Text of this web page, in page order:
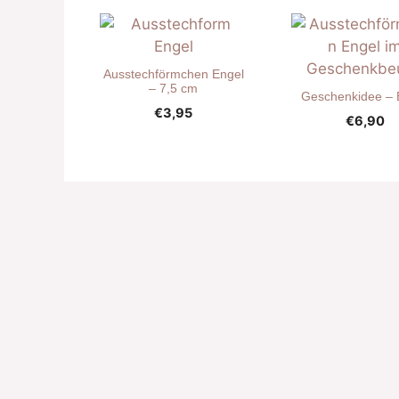
Ausstechförmchen Engel
– 7,5 cm
€3,95
Geschenkidee –
€6,90